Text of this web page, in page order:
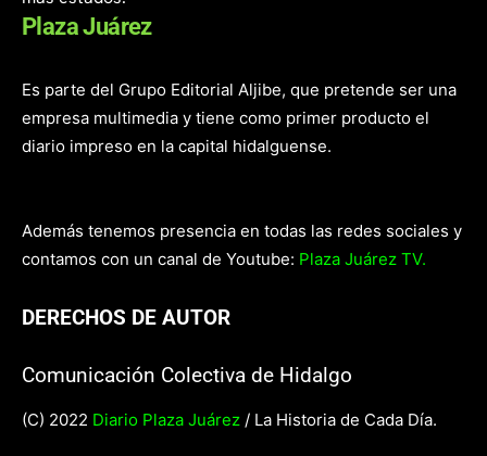
Plaza Juárez
Es parte del Grupo Editorial Aljibe, que pretende ser una
empresa multimedia y tiene como primer producto el
diario impreso en la capital hidalguense.
Además tenemos presencia en todas las redes sociales y
contamos con un canal de Youtube: Plaza Juárez TV.
DERECHOS DE AUTOR
Comunicación Colectiva de Hidalgo
(C) 2022 Diario Plaza Juárez / La Historia de Cada Día.